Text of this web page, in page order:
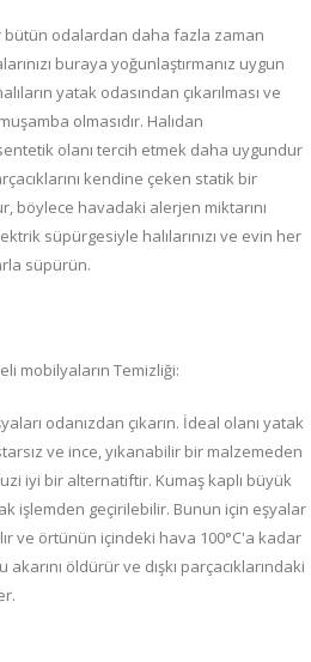
bütün odalardan daha fazla zaman
buraya yoğunlaştırmanız uygun
yatak odasından çıkarılması ve
olmasıdır. Halıdan
olanı tercih etmek daha uygundur
kendine çeken statik bir
böylece havadaki alerjen miktarını
süpürgesiyle halılarınızı ve evin her
süpürün.
mobilyaların Temizliği:
odanızdan çıkarın. İdeal olanı yatak
ve ince, yıkanabilir bir malzemeden
iyi bir alternatiftir. Kumaş kaplı büyük
işlemden geçirilebilir. Bunun için eşyalar
ve örtünün içindeki hava 100°C'a kadar
akarını öldürür ve dışkı parçacıklarındaki